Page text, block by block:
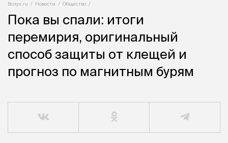
Вслух.ru Новости Общество
Пока вы спали: итоги
перемирия, оригинальный
способ защиты от клещей и
прогноз по магнитным бурям